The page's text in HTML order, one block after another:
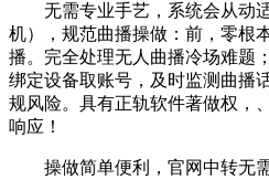
无需专业手艺，系统会从动
机），规范曲播操做：前，零根
播。完全处理无人曲播冷场难题
绑定设备取账号，及时监测曲播
规风险。具有正轨软件著做权，
响应！
操做简单便利，官网中转无需